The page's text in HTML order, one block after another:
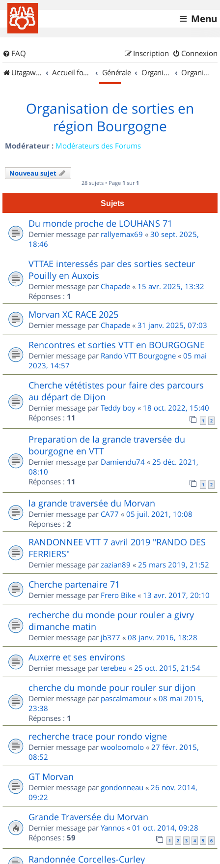
Menu
FAQ Connexion
Inscription
UtagawaVTT (Randos VTT et VTTAE avec traces GPS)
Accueil forum Générale Organisation de sorties & Recherche de partenaires Organisation de sorties en région Bourgogne
Organisation de sorties en
région Bourgogne
Modérateur : Modérateurs des Forums
Nouveau sujet
28 sujets • Page 1 sur 1
Sujets
Du monde proche de LOUHANS 71
Dernier message par rallyemax69 « 30 sept. 2025,
18:46
VTTAE interessés par des sorties secteur
Pouilly en Auxois
Dernier message par Chapade « 15 avr. 2025, 13:32
Réponses : 1
Morvan XC RACE 2025
Dernier message par Chapade « 31 janv. 2025, 07:03
Rencontres et sorties VTT en BOURGOGNE
Dernier message par Rando VTT Bourgogne « 05 mai
2023, 14:57
Cherche vététistes pour faire des parcours
au départ de Dijon
Dernier message par Teddy boy « 18 oct. 2022, 15:40
Réponses : 11 1 2
Preparation de la grande traversée du
bourgogne en VTT
Dernier message par Damiendu74 « 25 déc. 2021,
08:10
Réponses : 11 1 2
la grande traversée du Morvan
Dernier message par CA77 « 05 juil. 2021, 10:08
Réponses : 2
RANDONNEE VTT 7 avril 2019 "RANDO DES
FERRIERS"
Dernier message par zazian89 « 25 mars 2019, 21:52
Cherche partenaire 71
Dernier message par Frero Bike « 13 avr. 2017, 20:10
recherche du monde pour rouler a givry
dimanche matin
Dernier message par jb377 « 08 janv. 2016, 18:28
Auxerre et ses environs
Dernier message par terebeu « 25 oct. 2015, 21:54
cherche du monde pour rouler sur dijon
Dernier message par pascalmamour « 08 mai 2015,
23:38
Réponses : 1
recherche trace pour rondo vigne
Dernier message par wooloomolo « 27 févr. 2015,
08:52
GT Morvan
Dernier message par gondonneau « 26 nov. 2014,
09:22
Grande Traversée du Morvan
Dernier message par Yannos « 01 oct. 2014, 09:28
Réponses : 59 1 2 3 4 5 6
Randonnée Corcelles-Curley